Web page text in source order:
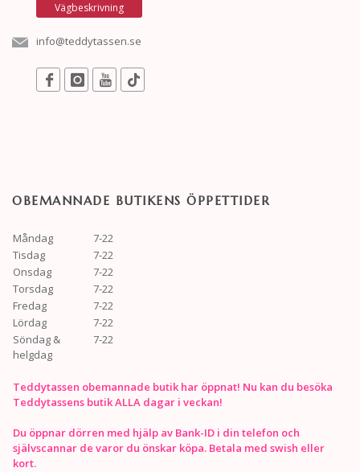
Vägbeskrivning
info@teddytassen.se
OBEMANNADE BUTIKENS ÖPPETTIDER
Måndag
7-22
Tisdag
7-22
Onsdag
7-22
Torsdag
7-22
Fredag
7-22
Lördag
7-22
Söndag &
helgdag
7-22
Teddytassen obemannade butik har öppnat! Nu kan du besöka
Teddytassens butik ALLA dagar i veckan!
Du öppnar dörren med hjälp av Bank-ID i din telefon och
självscannar de varor du önskar köpa. Betala med swish eller
kort.